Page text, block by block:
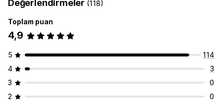
Değerlendirmeler (118)
Toplam puan
4,9
5
114
4
3
3
0
2
0